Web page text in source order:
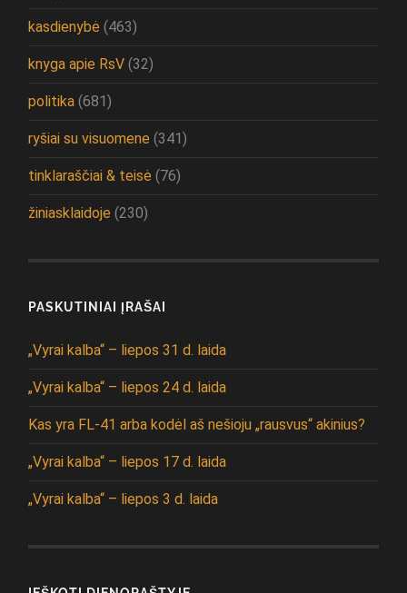
kasdienybė (463)
knyga apie RsV (32)
politika (681)
ryšiai su visuomene (341)
tinklaraščiai & teisė (76)
žiniasklaidoje (230)
PASKUTINIAI ĮRAŠAI
„Vyrai kalba“ – liepos 31 d. laida
„Vyrai kalba“ – liepos 24 d. laida
Kas yra FL-41 arba kodėl aš nešioju „rausvus“ akinius?
„Vyrai kalba“ – liepos 17 d. laida
„Vyrai kalba“ – liepos 3 d. laida